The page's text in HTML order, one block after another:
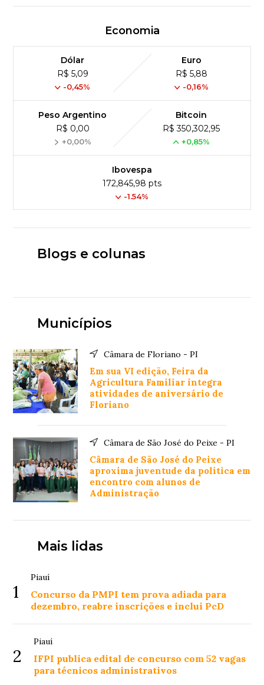
Economia
Dólar
R$ 5,09
-0,45%
Euro
R$ 5,88
-0,16%
Peso Argentino
R$ 0,00
+0,00%
Bitcoin
R$ 350,302,95
+0,85%
Ibovespa
172,845,98 pts
-1.54%
Blogs e colunas
Municípios
Câmara de Floriano - PI
Em sua VI edição, Feira da
Agricultura Familiar integra
atividades de aniversário de
Floriano
Câmara de São José do Peixe - PI
Câmara de São José do Peixe
aproxima juventude da política em
encontro com alunos de
Administração
Mais lidas
1
Piauí
Concurso da PMPI tem prova adiada para
dezembro, reabre inscrições e inclui PcD
2
Piauí
IFPI publica edital de concurso com 52 vagas
para técnicos administrativos